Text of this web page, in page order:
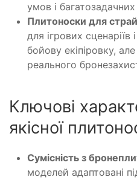
умов і
Плитоноски для
для ігрових сценаріїв
бойову екіпіровку,
реального
Ключові
якісної
Сумісність з
моделей адаптовані